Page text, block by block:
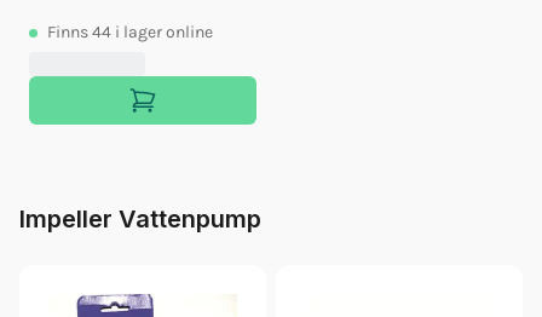
Finns44 i lager online
Impeller Vattenpump